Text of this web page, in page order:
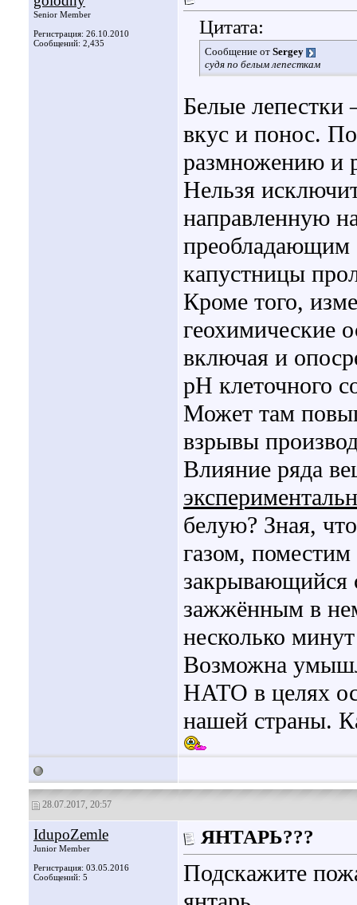
Senior Member
Регистрация: 26.10.2010
Сообщений: 2,435
Цитата:
Сообщение от Sergey
судя по белым лепесткам
Белые
вкус и понос.
размножению и
Нельзя
направленную
преобладающим
капустницы
Кроме того,
геохимические
включая и
рН клеточного
Может там
взрывы
Влияние ряда
белую? Зная,
газом,
закрывающийся
зажжённым в
несколько
Возможна
НАТО в целях
нашей страны.
28.07.2017, 20:57
IdupoZemle
Junior Member
Регистрация: 03.05.2016
Сообщений: 5
ЯНТАРЬ???
Подскажите